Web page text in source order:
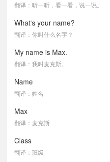
翻译：听一听，看一看，说一说。
What's your name?
翻译：你叫什么名字？
My name is Max.
翻译：我叫麦克斯。
Name
翻译：姓名
Max
翻译：麦克斯
Class
翻译：班级